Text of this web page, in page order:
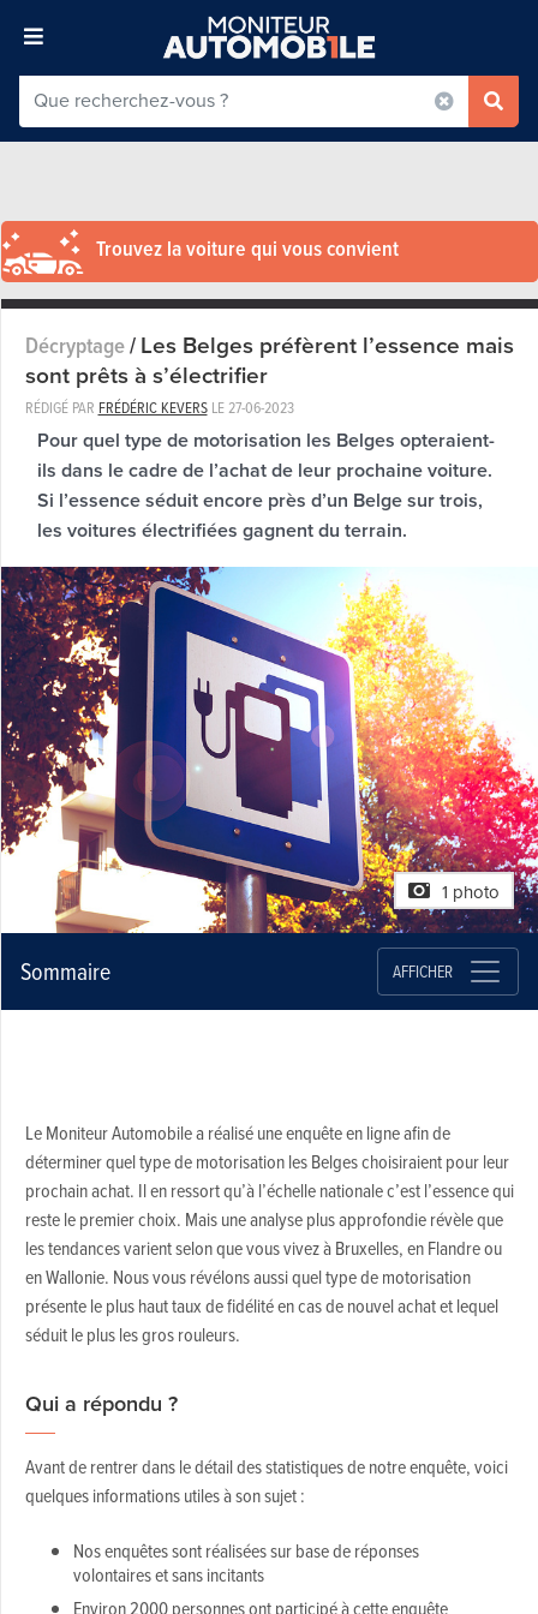
Trouvez la voiture qui vous convient
Décryptage/Les Belges préfèrent l’essence mais
sont prêts à s’électrifier
RÉDIGÉ PAR FRÉDÉRIC KEVERSLE 27-06-2023
Pour quel type de motorisation les Belges opteraient-
ils dans le cadre de l’achat de leur prochaine voiture.
Si l’essence séduit encore près d’un Belge sur trois,
les voitures électrifiées gagnent du terrain.
1 photo
Sommaire AFFICHER
Le Moniteur Automobile a réalisé une enquête en ligne afin de
déterminer quel type de motorisation les Belges choisiraient pour leur
prochain achat. Il en ressort qu’à l’échelle nationale c’est l’essence qui
reste le premier choix. Mais une analyse plus approfondie révèle que
les tendances varient selon que vous vivez à Bruxelles, en Flandre ou
en Wallonie. Nous vous révélons aussi quel type de motorisation
présente le plus haut taux de fidélité en cas de nouvel achat et lequel
séduit le plus les gros rouleurs.
Qui a répondu ?
Avant de rentrer dans le détail des statistiques de notre enquête, voici
quelques informations utiles à son sujet :
Nos enquêtes sont réalisées sur base de réponses
volontaires et sans incitants
Environ 2000 personnes ont participé à cette enquête